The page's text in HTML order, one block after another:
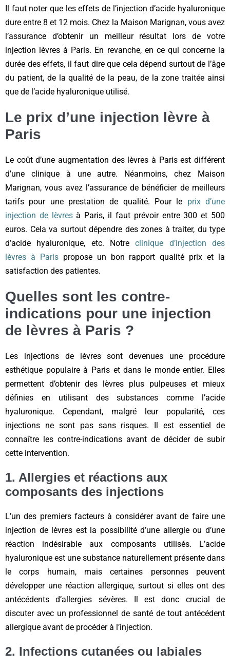
Il faut noter que les effets de l’injection d’acide hyaluronique
dure entre 8 et 12 mois. Chez la Maison Marignan, vous avez
l’assurance d’obtenir un meilleur résultat lors de votre
injection lèvres à Paris. En revanche, en ce qui concerne la
durée des effets, il faut dire que cela dépend surtout de l’âge
du patient, de la qualité de la peau, de la zone traitée ainsi
que de l’acide hyaluronique utilisé.
Le prix d’une injection lèvre à
Paris
Le coût d’une augmentation des lèvres à Paris est différent
d’une clinique à une autre. Néanmoins, chez Maison
Marignan, vous avez l’assurance de bénéficier de meilleurs
tarifs pour une prestation de qualité. Pour le prix d’une
injection de lèvresà Paris, il faut prévoir entre 300 et 500
euros. Cela va surtout dépendre des zones à traiter, du type
d’acide hyaluronique, etc. Notreclinique d’injection des
lèvres à Parispropose un bon rapport qualité prix et la
satisfaction des patientes.
Quelles sont les contre-
indications pour une injection
de lèvres à Paris ?
Les injections de lèvres sont devenues une procédure
esthétique populaire à Paris et dans le monde entier. Elles
permettent d’obtenir des lèvres plus pulpeuses et mieux
définies en utilisant des substances comme l’acide
hyaluronique. Cependant, malgré leur popularité, ces
injections ne sont pas sans risques. Il est essentiel de
connaître les contre-indications avant de décider de subir
cette intervention.
1. Allergies et réactions aux
composants des injections
L’un des premiers facteurs à considérer avant de faire une
injection de lèvres est la possibilité d’une allergie ou d’une
réaction indésirable aux composants utilisés. L’acide
hyaluronique est une substance naturellement présente dans
le corps humain, mais certaines personnes peuvent
développer une réaction allergique, surtout si elles ont des
antécédents d’allergies sévères. Il est donc crucial de
discuter avec un professionnel de santé de tout antécédent
allergique avant de procéder à l’injection.
2. Infections cutanées ou labiales